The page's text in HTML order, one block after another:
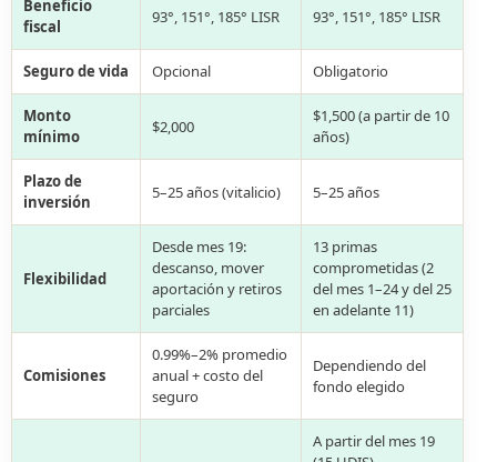
Beneficio
fiscal
93°, 151°, 185° LISR 93°, 151°, 185° LISR
Seguro de vida Opcional Obligatorio
Monto
mínimo
$2,000
$1,500 (a partir de 10
años)
Plazo de
inversión
5–25 años (vitalicio) 5–25 años
Flexibilidad
Desde mes 19:
descanso, mover
aportación y retiros
parciales
13 primas
comprometidas (2
del mes 1–24 y del 25
en adelante 11)
Comisiones
0.99%–2% promedio
anual + costo del
seguro
Dependiendo del
fondo elegido
A partir del mes 19